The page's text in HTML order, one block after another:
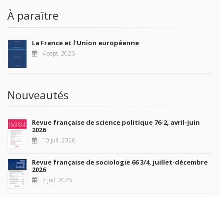
À paraître
La France et l'Union européenne
4 sept. 2026
Nouveautés
Revue française de science politique 76-2, avril-juin
2026
10 juil. 2026
Revue française de sociologie 66 3/4, juillet-décembre
2026
7 juil. 2026